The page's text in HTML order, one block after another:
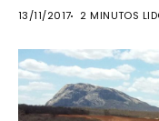
13/11/2017 2 MINUTOS